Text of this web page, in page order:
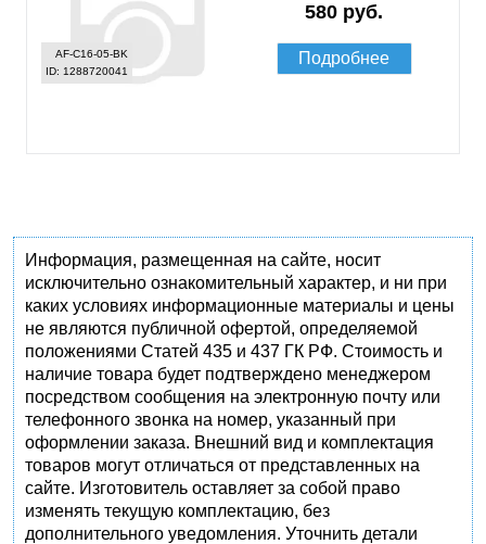
AF-C16-05-BK
ID: 1288720041
580 руб.
Подробнее
Информация, размещенная на сайте, носит
исключительно ознакомительный характер, и ни при
каких условиях информационные материалы и цены
не являются публичной офертой, определяемой
положениями Статей 435 и 437 ГК РФ. Стоимость и
наличие товара будет подтверждено менеджером
посредством сообщения на электронную почту или
телефонного звонка на номер, указанный при
оформлении заказа. Внешний вид и комплектация
товаров могут отличаться от представленных на
сайте. Изготовитель оставляет за собой право
изменять текущую комплектацию, без
дополнительного уведомления. Уточнить детали